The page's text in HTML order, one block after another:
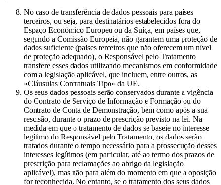
No caso de transferência de dados pessoais para países
terceiros, ou seja, para destinatários estabelecidos fora do
Espaço Económico Europeu ou da Suíça, em países que,
segundo a Comissão Europeia, não garantem uma proteção de
dados suficiente (países terceiros que não oferecem um nível
de proteção adequado), o Responsável pelo Tratamento
transfere esses dados utilizando mecanismos em conformidade
com a legislação aplicável, que incluem, entre outros, as
«Cláusulas Contratuais Tipo» da UE.
Os seus dados pessoais serão conservados durante a vigência
do Contrato de Serviço de Informação e Formação ou do
Contrato de Conta de Demonstração, bem como após a sua
rescisão, durante o prazo de prescrição previsto na lei. Na
medida em que o tratamento de dados se baseie no interesse
legítimo do Responsável pelo Tratamento, os dados serão
tratados durante o tempo necessário para a prossecução desses
interesses legítimos (em particular, até ao termo dos prazos de
prescrição para reclamações ao abrigo da legislação
aplicável), mas não para além do momento em que a oposição
for reconhecida. No entanto, se o tratamento dos seus dados